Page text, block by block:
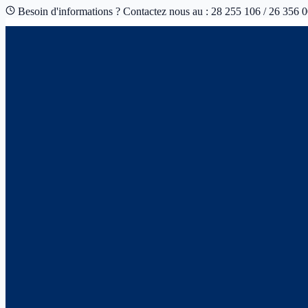
Besoin d'informations ? Contactez nous au : 28 255 106 / 26 356